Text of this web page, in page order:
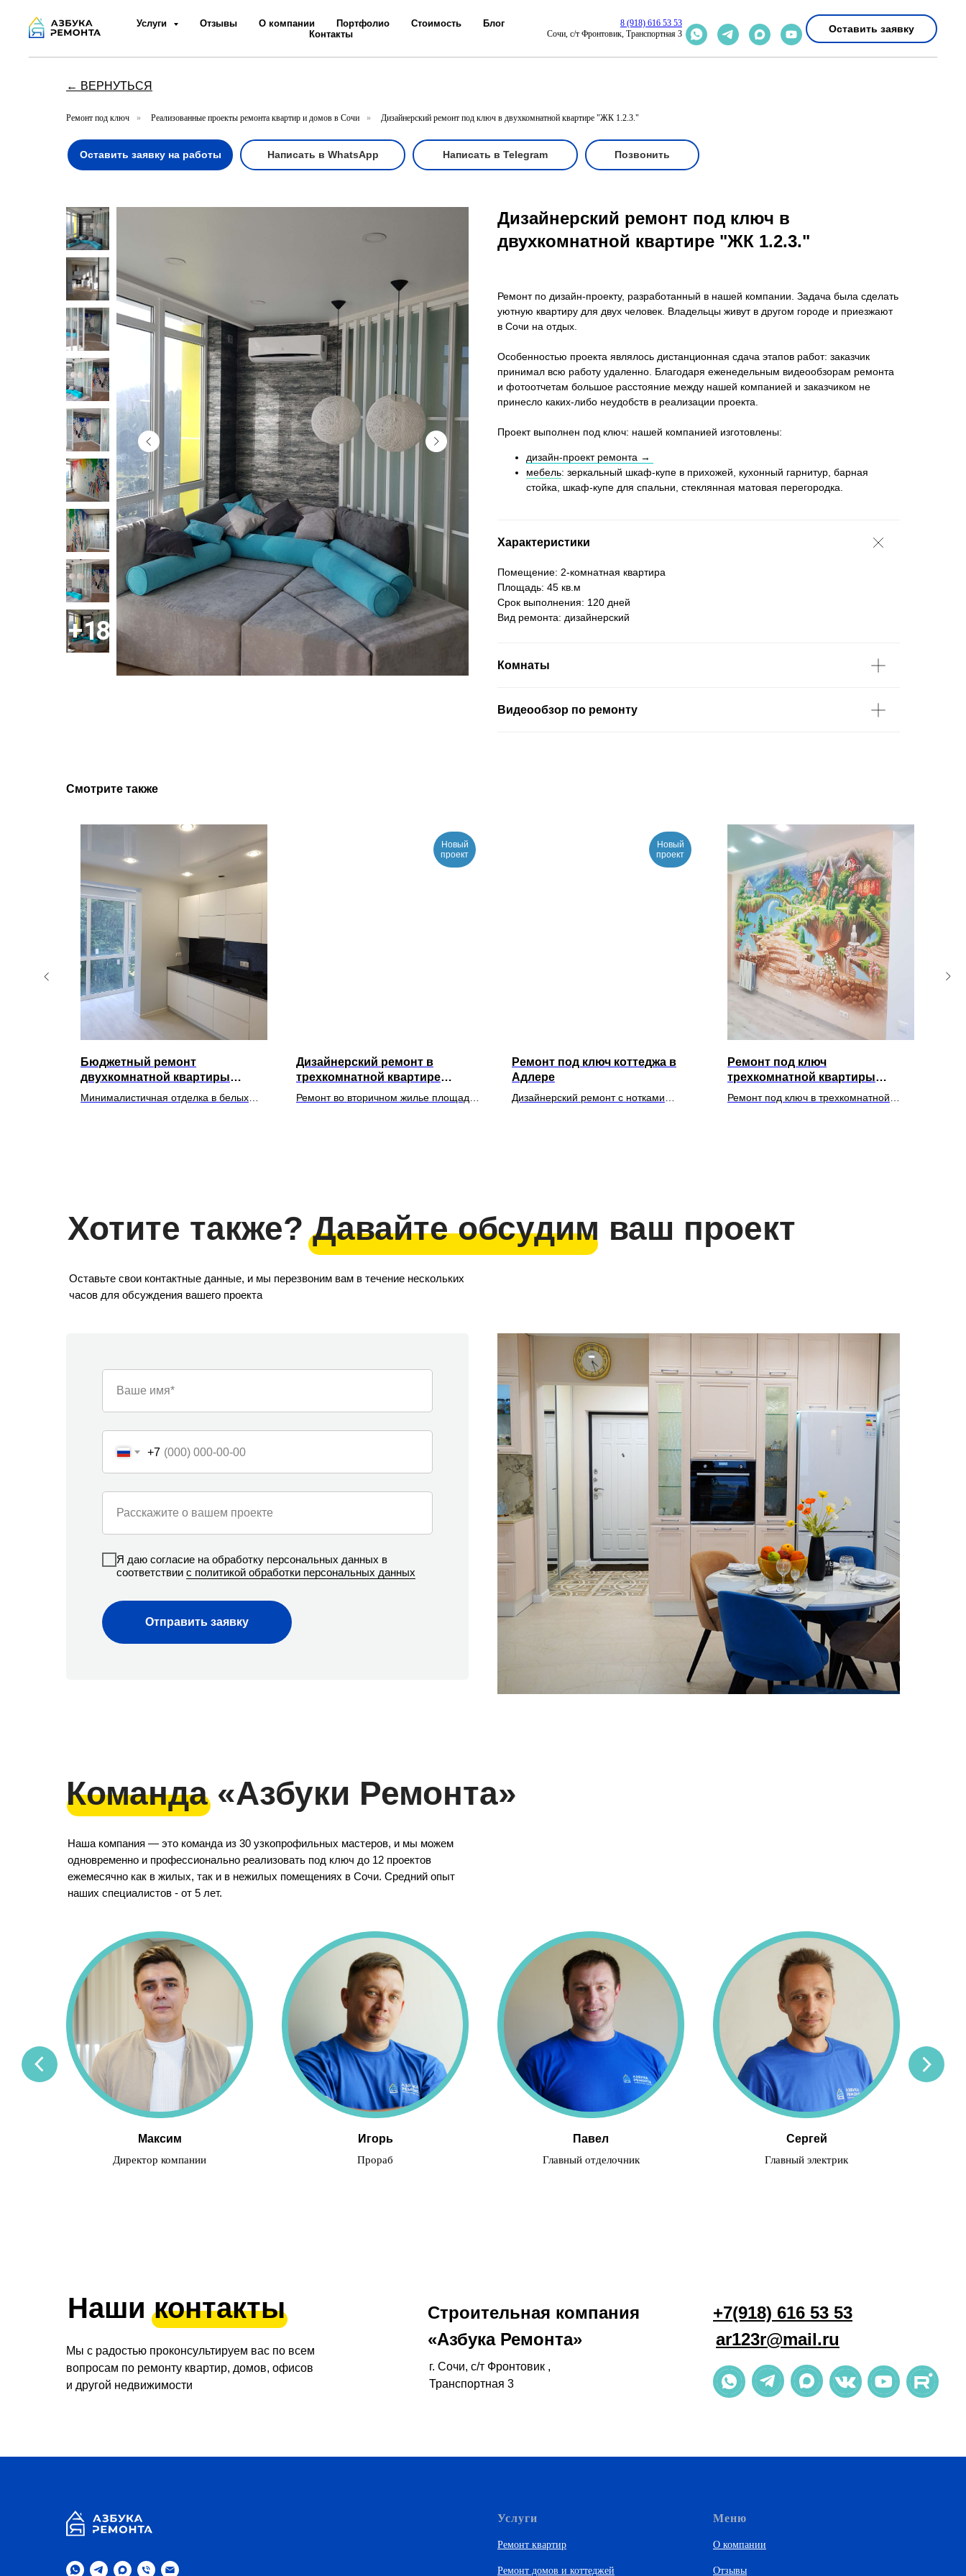
Услуги Отзывы О компании Портфолио Стоимость
Блог
Контакты
8 (918) 616 53 53
Cочи, с/т Фронтовик, Транспортная 3
Оставить заявку
← ВЕРНУТЬСЯ
Ремонт под ключ » Реализованные проекты ремонта квартир и домов в Сочи » Дизайнерский ремонт под ключ в двухкомнатной квартире "ЖК 1.2.3."
Оставить заявку на работы Написать в WhatsApp Написать в Telegram Позвонить
Дизайнерский ремонт под ключ в
двухкомнатной квартире "ЖК 1.2.3."
Ремонт по дизайн-проекту, разработанный в нашей компании. Задача была сделать
уютную квартиру для двух человек. Владельцы живут в другом городе и приезжают
в Сочи на отдых.
Особенностью проекта являлось дистанционная сдача этапов работ: заказчик
принимал всю работу удаленно. Благодаря еженедельным видеообзорам ремонта
и фотоотчетам большое расстояние между нашей компанией и заказчиком не
принесло каких-либо неудобств в реализации проекта.
Проект выполнен под ключ: нашей компанией изготовлены:
дизайн-проект ремонта →
мебель: зеркальный шкаф-купе в прихожей, кухонный гарнитур, барная
стойка, шкаф-купе для спальни, стеклянная матовая перегородка.
Характеристики
Помещение: 2-комнатная квартира
Площадь: 45 кв.м
Срок выполнения: 120 дней
Вид ремонта: дизайнерский
Комнаты
Видеообзор по ремонту
Смотрите также
Бюджетный ремонт
двухкомнатной квартиры
"Мацеста парк" в Сочи
Минималистичная отделка в белых
Новый
проект
Дизайнерский ремонт в
трехкомнатной квартире
"Альпийская"
Ремонт во вторичном жилье площадью
Новый
проект
Ремонт под ключ коттеджа в
Адлере
Дизайнерский ремонт с нотками
Ремонт под ключ
трехкомнатной квартиры
"Бочаров Маяк"
Ремонт под ключ в трехкомнатной
Хотите также? Давайте обсудим ваш проект
Оставьте свои контактные данные, и мы перезвоним вам в течение нескольких
часов для обсуждения вашего проекта
Ваше имя*
+7
Расскажите о вашем проекте
Я даю согласие на обработку персональных данных в
соответствии с политикой обработки персональных данных
Отправить заявку
Команда «Азбуки Ремонта»
Наша компания — это команда из 30 узкопрофильных мастеров, и мы можем
одновременно и профессионально реализовать под ключ до 12 проектов
ежемесячно как в жилых, так и в нежилых помещениях в Сочи. Средний опыт
наших специалистов - от 5 лет.
Максим
Директор компании
Игорь
Прораб
Павел
Главный отделочник
Сергей
Главный электрик
Наши контакты
г. Cочи, с/т Фронтовик ,
Транспортная 3
Строительная компания
«Азбука Ремонта»
+7(918) 616 53 53
Мы с радостью проконсультируем вас по всем
вопросам по ремонту квартир, домов, офисов
и другой недвижимости
ar123r@mail.ru
Услуги
Ремонт квартир
Ремонт домов и коттеджей
Меню
О компании
Отзывы